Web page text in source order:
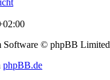
Software © phpBB Limited
phpBB.de